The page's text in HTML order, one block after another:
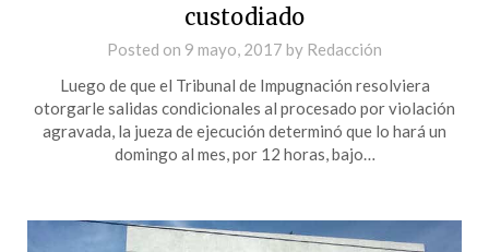
custodiado
Posted on 9 mayo, 2017 by Redacción
Luego de que el Tribunal de Impugnación resolviera
otorgarle salidas condicionales al procesado por violación
agravada, la jueza de ejecución determinó que lo hará un
domingo al mes, por 12 horas, bajo…